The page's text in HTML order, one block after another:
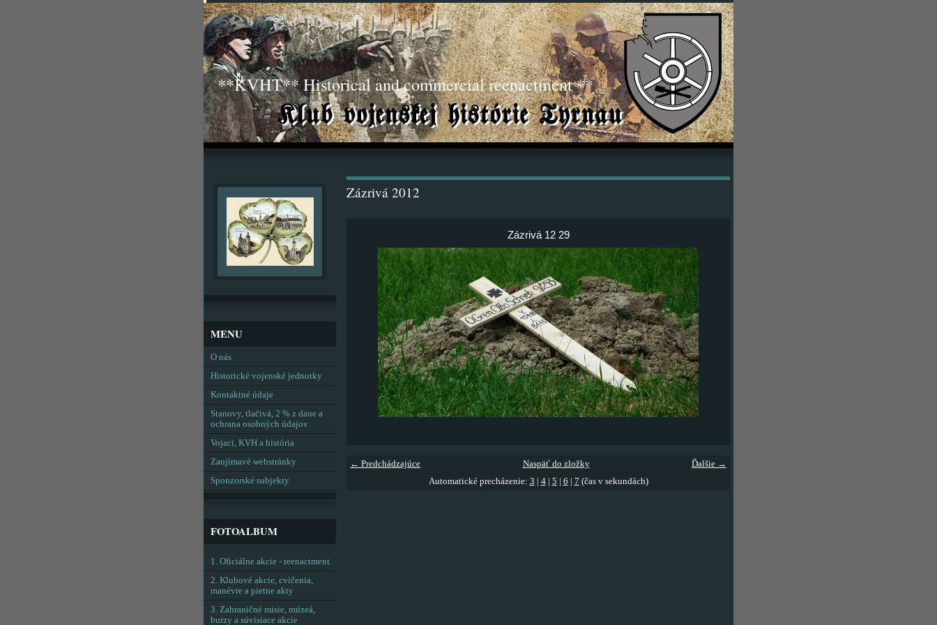
**KVHT** Historical and commercial reenactment **
Zázrivá 2012
Zázrivá 12 29
← Predchádzajúce Ďalšie →
Naspäť do zložky
Automatické precházenie: 3 4| 5 6 7 (čas v sekundách)
MENU
O nás
Historické vojenské jednotky
Kontaktné údaje
Stanovy, tlačivá, 2 % z dane a
ochrana osobných údajov
Vojaci, KVH a história
Zaujímavé webstránky
Sponzorské subjekty
FOTOALBUM
1. Oficiálne akcie - reenactment
2. Klubové akcie, cvičenia,
manévre a pietne akty
3. Zahraničné misie, múzeá,
burzy a súvisiace akcie